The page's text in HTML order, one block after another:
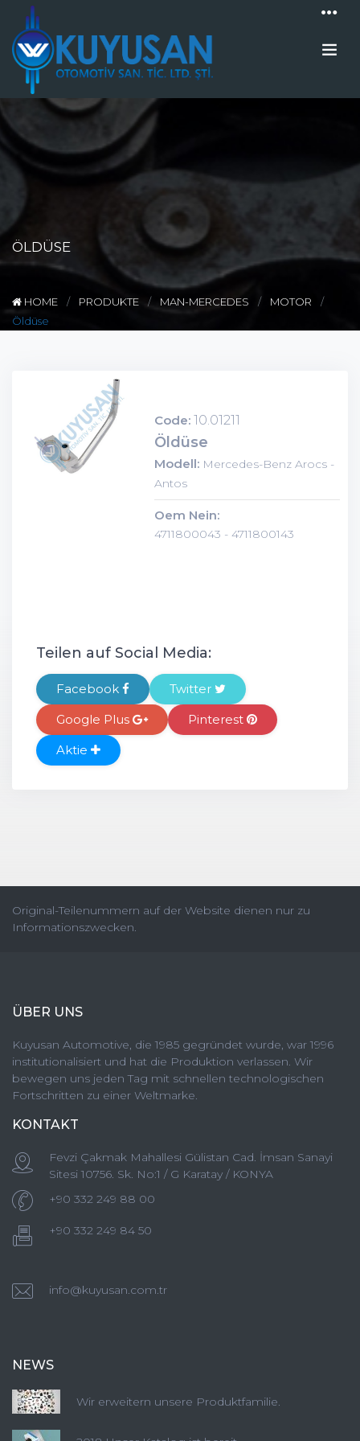
ÖLDÜSE
HOME PRODUKTE MAN-MERCEDES
MOTOR
Öldüse
Code: 10.01211
Öldüse
Modell: Mercedes-Benz Arocs -
Antos
Oem Nein:
4711800043 - 4711800143
Teilen auf Social Media:
Facebook
Twitter
Google Plus
Pinterest
Aktie
Original-Teilenummern auf der Website dienen nur zu
Informationszwecken.
ÜBER UNS
Kuyusan Automotive, die 1985 gegründet wurde, war 1996
institutionalisiert und hat die Produktion verlassen. Wir
bewegen uns jeden Tag mit schnellen technologischen
Fortschritten zu einer Weltmarke.
KONTAKT
Fevzi Çakmak Mahallesi Gülistan Cad. İmsan Sanayi
Sitesi 10756. Sk. No:1 / G Karatay / KONYA
+90 332 249 88 00
+90 332 249 84 50
info@kuyusan.com.tr
NEWS
Wir erweitern unsere Produktfamilie.